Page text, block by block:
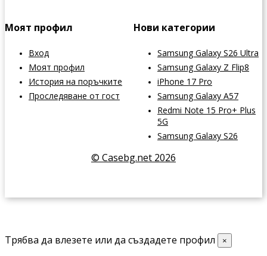
Моят профил
Вход
Моят профил
История на поръчките
Проследяване от гост
Нови категории
Samsung Galaxy S26 Ultra
Samsung Galaxy Z Flip8
iPhone 17 Pro
Samsung Galaxy A57
Redmi Note 15 Pro+ Plus
5G
Samsung Galaxy S26
© Casebg.net 2026
Трябва да влезете или да създадете профил ×